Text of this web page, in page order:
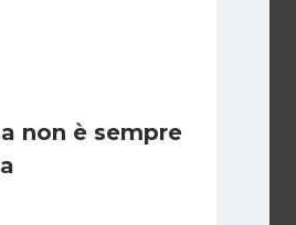
non è sempre